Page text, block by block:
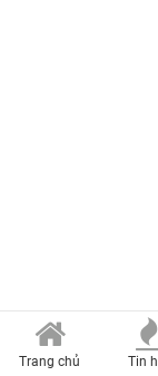
Trang chủ Tin